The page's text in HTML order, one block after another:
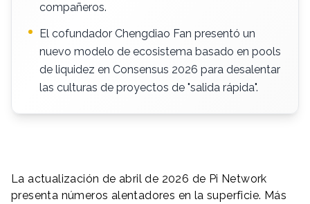
compañeros.
El cofundador Chengdiao Fan presentó un
nuevo modelo de ecosistema basado en pools
de liquidez en Consensus 2026 para desalentar
las culturas de proyectos de "salida rápida".
La actualización de abril de 2026 de Pi Network
presenta números alentadores en la superficie. Más